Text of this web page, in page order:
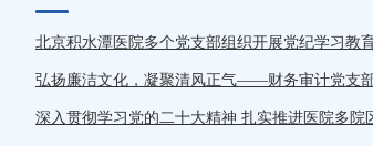
北京积水潭医院多个党支部组织开展党纪学习教
弘扬廉洁文化，凝聚清风正气——财务审计党支
深入贯彻学习党的二十大精神 扎实推进医院多